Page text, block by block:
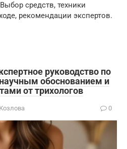
средств, техники
рекомендации экспертов.
руководство по
обоснованием и
от трихологов
0